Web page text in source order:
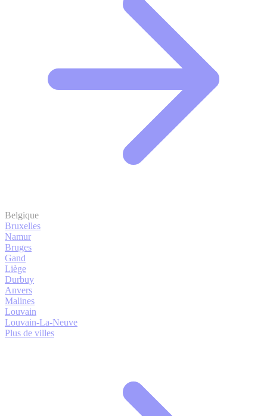
Belgique
Bruxelles
Namur
Bruges
Gand
Liège
Durbuy
Anvers
Malines
Louvain
Louvain-La-Neuve
Plus de villes